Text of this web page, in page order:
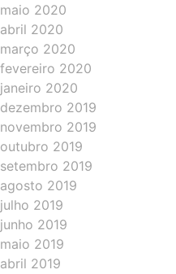
maio 2020
abril 2020
março 2020
fevereiro 2020
janeiro 2020
dezembro 2019
novembro 2019
outubro 2019
setembro 2019
agosto 2019
julho 2019
junho 2019
maio 2019
abril 2019